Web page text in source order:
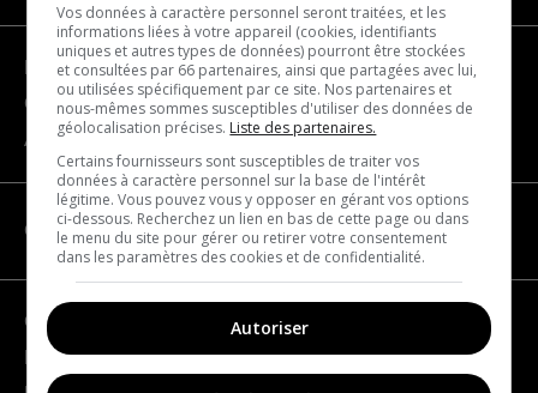
Become a partner
Contact us
About us
CATEGORIES
Geography
France
Vos données à caractère personnel seront traitées, et les
informations liées à votre appareil (cookies, identifiants
uniques et autres types de données) pourront être stockées
et consultées par 66 partenaires, ainsi que partagées avec lui,
ou utilisées spécifiquement par ce site. Nos partenaires et
nous-mêmes sommes susceptibles d'utiliser des données de
géolocalisation précises. Liste des partenaires.
Certains fournisseurs sont susceptibles de traiter vos
données à caractère personnel sur la base de l'intérêt
légitime. Vous pouvez vous y opposer en gérant vos options
ci-dessous. Recherchez un lien en bas de cette page ou dans
le menu du site pour gérer ou retirer votre consentement
dans les paramètres des cookies et de confidentialité.
Autoriser